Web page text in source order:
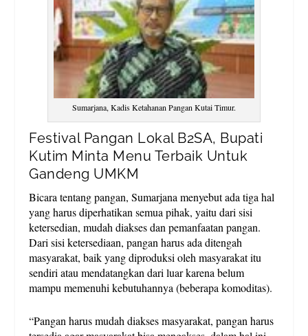
Sumarjana, Kadis Ketahanan Pangan Kutai Timur.
Festival Pangan Lokal B2SA, Bupati
Kutim Minta Menu Terbaik Untuk
Gandeng UMKM
Bicara tentang pangan, Sumarjana menyebut ada tiga hal
yang harus diperhatikan semua pihak, yaitu dari sisi
ketersedian, mudah diakses dan pemanfaatan pangan.
Dari sisi ketersediaan, pangan harus ada ditengah
masyarakat, baik yang diproduksi oleh masyarakat itu
sendiri atau mendatangkan dari luar karena belum
mampu memenuhi kebutuhannya (beberapa komoditas).
“Pangan harus mudah diakses masyarakat, pangan harus